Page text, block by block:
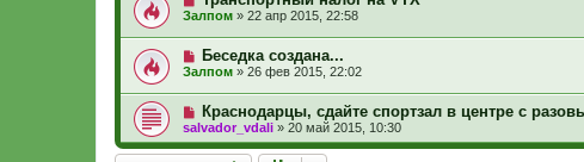
Залпом » 22 апр 2015, 22:58
Беседка создана...
Залпом » 26 фев 2015, 22:02
Краснодарцы, сдайте спортзал в центре с
salvador_vdali » 20 май 2015, 10:30